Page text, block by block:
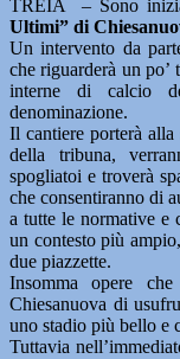
TREIA – Sono
Ultimi” di
Un intervento da
che riguarderà un po’
interne di calcio
denominazione.
Il cantiere porterà alla
della tribuna,
spogliatoi e troverà
che consentiranno di
a tutte le normative e
un contesto più
due piazzette.
Insomma opere
Chiesanuova di
uno stadio più bello e
Tuttavia